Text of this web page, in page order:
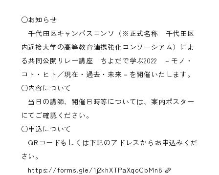
○お知らせ
千代田区キャンパスコンソ（※正式名称 千代田区
内近接大学の高等教育連携強化コンソーシアム）によ
る共同公開リレー講座 ちよだで学ぶ2022 －モノ・
コト・ヒト／現在・過去・未来－を開催いたします。
○内容について
当日の講師、開催日時等については、案内ポスター
にてご確認ください。
○申込について
QRコードもしくは下記のアドレスからお申込みくだ
さい。
https://forms.gle/1j2khXTPaXqoCbMn8